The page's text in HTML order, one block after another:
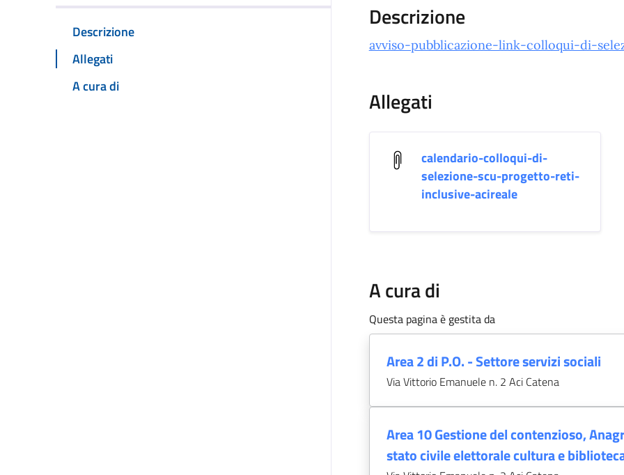
Descrizione
Allegati
A cura di
Descrizione
avviso-pubblicazione-link-colloqui-di-
Allegati
calendario-colloqui-di-
selezione-scu-progetto-reti-
inclusive-acireale
A cura di
Questa pagina è gestita da
Area 2 di P.O. - Settore servizi sociali
Via Vittorio Emanuele n. 2 Aci Catena
Area 10 Gestione del contenzioso,
stato civile elettorale cultura e